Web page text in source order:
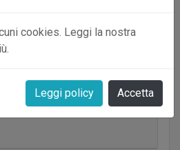
cookies. Leggi la nostra
Leggi policy Accetta